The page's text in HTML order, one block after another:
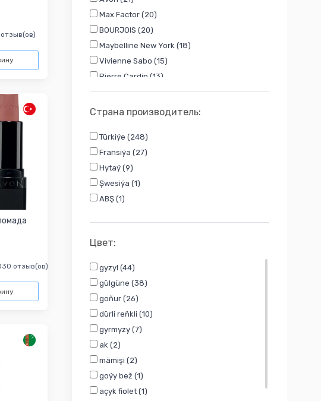
Max Factor (20)
BOURJOIS (20)
Maybelline New York (18)
Vivienne Sabo (15)
Pierre Cardin (13)
Farmasi (12)
L`Oreal (9)
Golden Rose (4)
NYX (4)
Cream Co. (4)
Rimmel (3)
Cecile (2)
Страна производитель:
Türkiýe (248)
Fransiýa (27)
Hytaý (9)
Şwesiýa (1)
ABŞ (1)
Цвет:
gyzyl (44)
gülgüne (38)
goňur (26)
dürli reňkli (10)
gyrmyzy (7)
ak (2)
mämişi (2)
goýy bež (1)
açyk fiolet (1)
отзыв(ов)